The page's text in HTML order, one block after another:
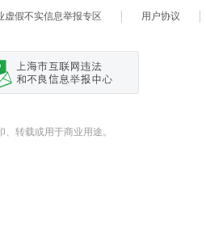
虚假不实信息举报专区 用户协议
转载或用于商业用途。